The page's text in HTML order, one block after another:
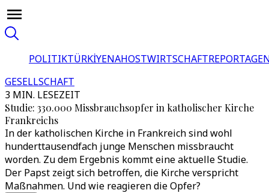
POLITIKTÜRKİYENAHOSTWIRTSCHAFT
GESELLSCHAFT
3 MIN. LESEZEIT
Studie: 330.000 Missbrauchsopfer in katholischer Kirche
Frankreichs
In der katholischen Kirche in Frankreich sind wohl
hunderttausendfach junge Menschen missbraucht
worden. Zu dem Ergebnis kommt eine aktuelle Studie.
Der Papst zeigt sich betroffen, die Kirche verspricht
Maßnahmen. Und wie reagieren die Opfer?